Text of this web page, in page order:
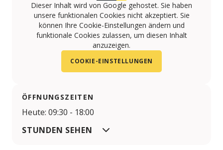
Dieser Inhalt wird von Google gehostet. Sie haben
unsere funktionalen Cookies nicht akzeptiert. Sie
können Ihre Cookie-Einstellungen ändern und
funktionale Cookies zulassen, um diesen Inhalt
anzuzeigen.
COOKIE-EINSTELLUNGEN
ÖFFNUNGSZEITEN
Heute: 09:30 - 18:00
STUNDEN SEHEN